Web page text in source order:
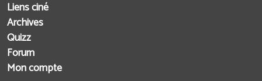
Liens ciné
Archives
Quizz
Forum
Mon compte